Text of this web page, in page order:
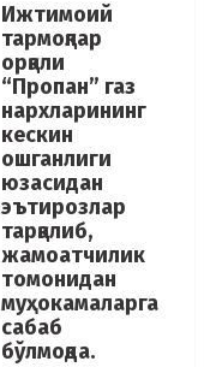
Ижтимоий
тармоқлар
орқали
“Пропан” газ
нархларининг
кескин
ошганлиги
юзасидан
эътирозлар
тарқалиб,
жамоатчилик
томонидан
муҳокамаларга
сабаб
бўлмоқда.